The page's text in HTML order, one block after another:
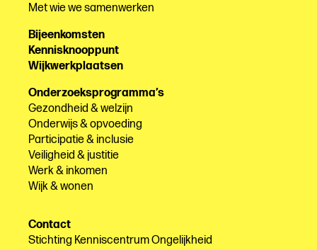
Met wie we samenwerken
Bijeenkomsten
Kennisknooppunt
Wijkwerkplaatsen
Onderzoeksprogramma’s
Gezondheid & welzijn
Onderwijs & opvoeding
Participatie & inclusie
Veiligheid & justitie
Werk & inkomen
Wijk & wonen
Contact
Stichting Kenniscentrum Ongelijkheid